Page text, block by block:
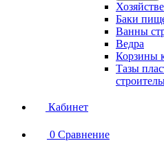
Баки
Ванны
Ведра
Корзины
Тазы
Кабинет
0 Сравнение